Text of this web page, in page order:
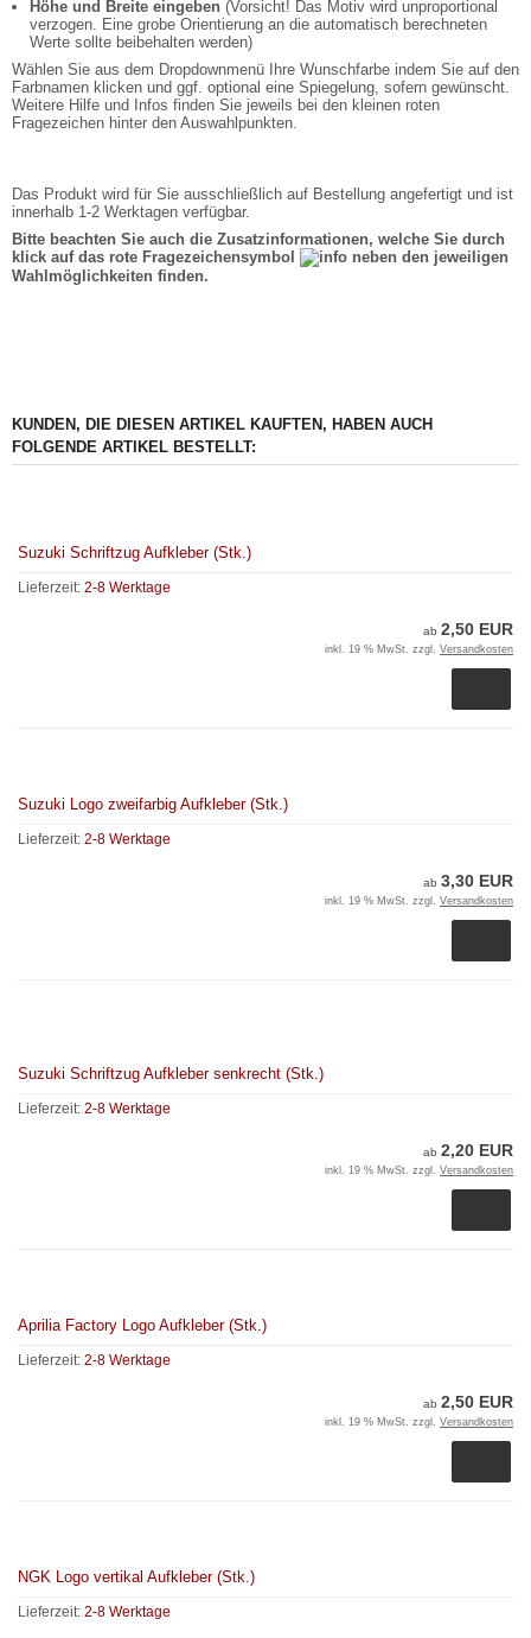
Höhe und Breite eingeben (Vorsicht! Das Motiv wird unproportional
verzogen. Eine grobe Orientierung an die automatisch berechneten
Werte sollte beibehalten werden)
Wählen Sie aus dem Dropdownmenü Ihre Wunschfarbe indem Sie auf den
Farbnamen klicken und ggf. optional eine Spiegelung, sofern gewünscht.
Weitere Hilfe und Infos finden Sie jeweils bei den kleinen roten
Fragezeichen hinter den Auswahlpunkten.
Das Produkt wird für Sie ausschließlich auf Bestellung angefertigt und ist
innerhalb 1-2 Werktagen verfügbar.
Bitte beachten Sie auch die Zusatzinformationen, welche Sie durch
klick auf das rote Fragezeichensymbol
neben den jeweiligen
Wahlmöglichkeiten finden.
KUNDEN, DIE DIESEN ARTIKEL KAUFTEN, HABEN AUCH
FOLGENDE ARTIKEL BESTELLT:
Suzuki Schriftzug Aufkleber (Stk.)
Lieferzeit: 2-8 Werktage
ab 2,50 EUR
inkl. 19 % MwSt. zzgl. Versandkosten
Suzuki Logo zweifarbig Aufkleber (Stk.)
Lieferzeit: 2-8 Werktage
ab 3,30 EUR
inkl. 19 % MwSt. zzgl. Versandkosten
Suzuki Schriftzug Aufkleber senkrecht (Stk.)
Lieferzeit: 2-8 Werktage
ab 2,20 EUR
inkl. 19 % MwSt. zzgl. Versandkosten
Aprilia Factory Logo Aufkleber (Stk.)
Lieferzeit: 2-8 Werktage
ab 2,50 EUR
inkl. 19 % MwSt. zzgl. Versandkosten
NGK Logo vertikal Aufkleber (Stk.)
Lieferzeit: 2-8 Werktage